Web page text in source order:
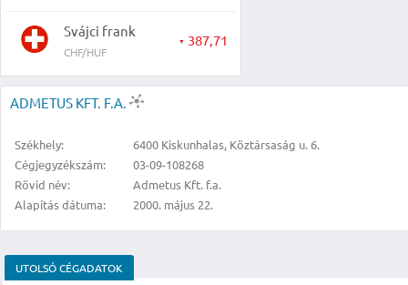
Svájci frank
CHF/HUF
▼ 387,71
ADMETUS KFT. F.A.
Székhely:
6400 Kiskunhalas, Köztársaság u. 6.
Cégjegyzékszám:
03-09-108268
Rövid név:
Admetus Kft. f.a.
Alapítás dátuma:
2000. május 22.
UTOLSÓ CÉGADATOK